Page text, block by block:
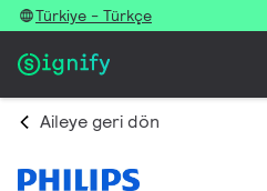
Türkiye - Türkçe
Aileye geri dön